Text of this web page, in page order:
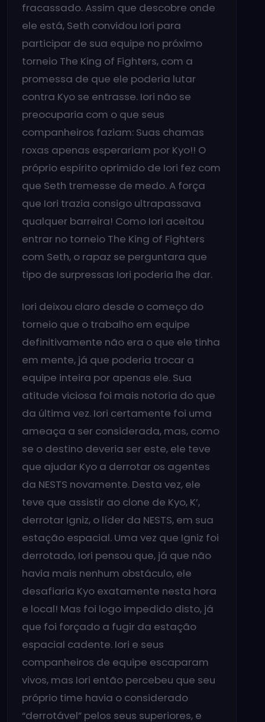
fracassado. Assim que descobre onde
ele está, Seth convidou Iori para
participar de sua equipe no próximo
torneio The King of Fighters, com a
promessa de que ele poderia lutar
contra Kyo se entrasse. Iori não se
preocuparia com o que seus
companheiros faziam: Suas chamas
roxas apenas esperariam por Kyo!! O
próprio espírito oprimido de Iori fez com
que Seth tremesse de medo. A força
que Iori trazia consigo ultrapassava
qualquer barreira! Como Iori aceitou
entrar no torneio The King of Fighters
com Seth, o rapaz se perguntara que
tipo de surpressas Iori poderia lhe dar.
Iori deixou claro desde o começo do
torneio que o trabalho em equipe
definitivamente não era o que ele tinha
em mente, já que poderia trocar a
equipe inteira por apenas ele. Sua
atitude viciosa foi mais notoria do que
da última vez. Iori certamente foi uma
ameaça a ser considerada, mas, como
se o destino deveria ser este, ele teve
que ajudar Kyo a derrotar os agentes
da NESTS novamente. Desta vez, ele
teve que assistir ao clone de Kyo, K’,
derrotar Igniz, o líder da NESTS, em sua
estação espacial. Uma vez que Igniz foi
derrotado, Iori pensou que, já que não
havia mais nenhum obstáculo, ele
desafiaria Kyo exatamente nesta hora
e local! Mas foi logo impedido disto, já
que foi forçado a fugir da estação
espacial cadente. Iori e seus
companheiros de equipe escaparam
vivos, mas Iori então percebeu que seu
próprio time havia o considerado
“derrotável” pelos seus superiores, e